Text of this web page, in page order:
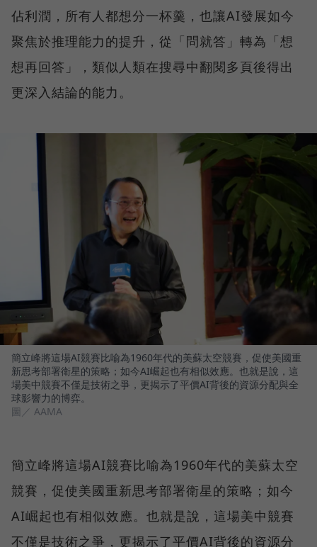
佔利潤，所有人都想分一杯羹，也讓AI發展如今
聚焦於推理能力的提升，從「問就答」轉為「想
想再回答」，類似人類在搜尋中翻閱多頁後得出
更深入結論的能力。
簡立峰將這場AI競賽比喻為1960年代的美蘇太空競賽，促使美國重
新思考部署衛星的策略；如今AI崛起也有相似效應。也就是說，這
場美中競賽不僅是技術之爭，更揭示了平價AI背後的資源分配與全
球影響力的博弈。
圖／ AAMA
簡立峰將這場AI競賽比喻為1960年代的美蘇太空
競賽，促使美國重新思考部署衛星的策略；如今
AI崛起也有相似效應。也就是說，這場美中競賽
不僅是技術之爭，更揭示了平價AI背後的資源分